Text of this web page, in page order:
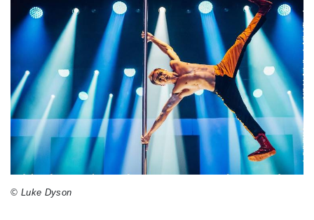
© Luke Dyson